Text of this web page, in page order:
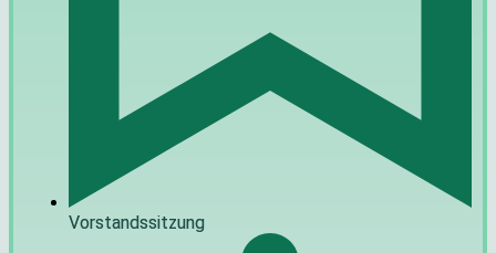
Vorstandssitzung